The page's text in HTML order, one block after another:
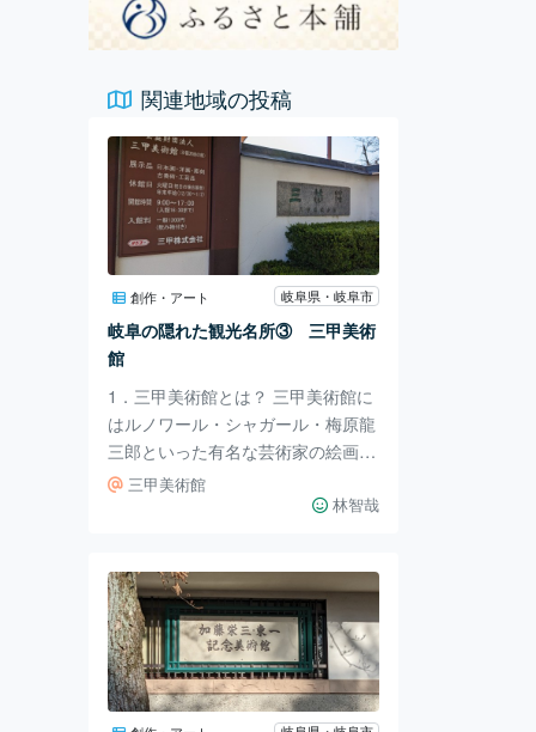
関連地域の投稿
創作・アート 岐阜県・岐阜市
岐阜の隠れた観光名所③ 三甲美術
館
1．三甲美術館とは？ 三甲美術館に
はルノワール・シャガール・梅原龍
三郎といった有名な芸術家の絵画が
展示されています。また展示されて
いるのは何も絵画だけでなく、彫塑
来ます。 2．行ってみた。 三甲美術
館の中に入ると、ルノワールの絵だ
けでなく、岐阜の特産品の和紙で作
られた勇敢な人形などもあり、岐阜
らしさを感じられます。観覧後は飲
み物を飲むことが出来ますので、名
三甲美術館
林智哉